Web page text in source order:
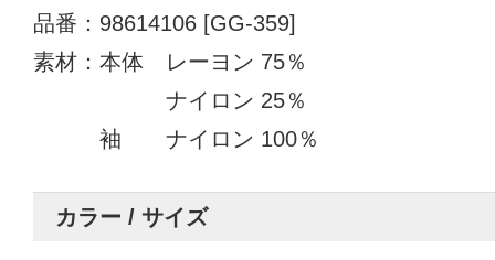
品番：98614106 [GG-359]
素材：本体 レーヨン 75％
ナイロン 25％
袖 ナイロン 100％
カラー / サイズ